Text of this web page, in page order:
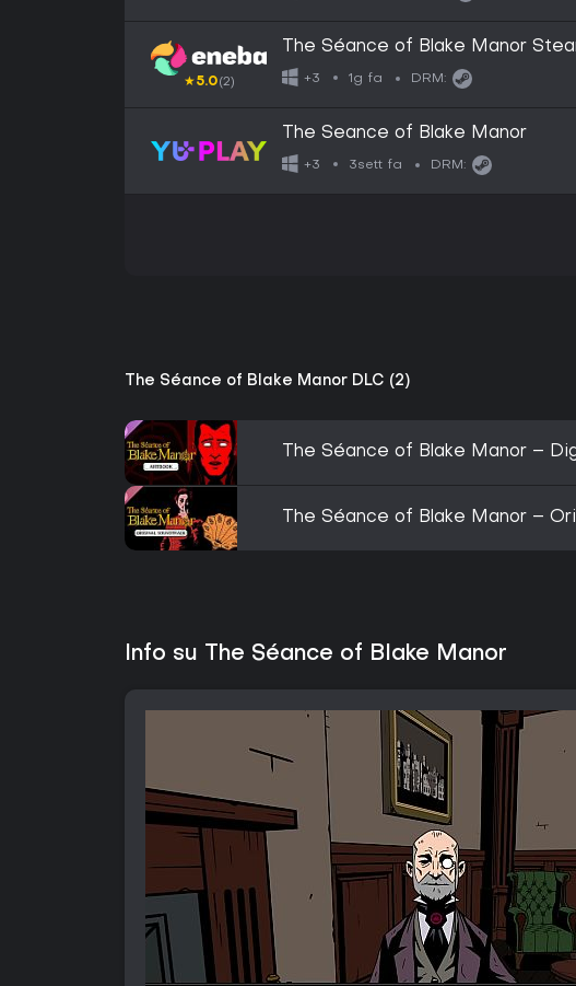
★5.0(2)
The Séance of Blake Manor
+3 1g fa DRM:
The Seance of Blake Manor
+3 3sett fa DRM:
The Séance of Blake Manor DLC (2)
The Séance of Blake Manor –
The Séance of Blake Manor –
Info su The Séance of Blake Manor